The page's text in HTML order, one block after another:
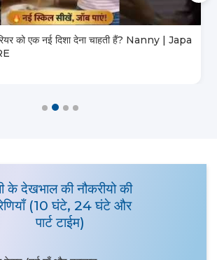
को एक नई दिशा देना चाहती हैं? Nanny | Japa
के देखभाल की नौकरीयो की
(10 घंटे, 24 घंटे और
पार्ट टाईम)